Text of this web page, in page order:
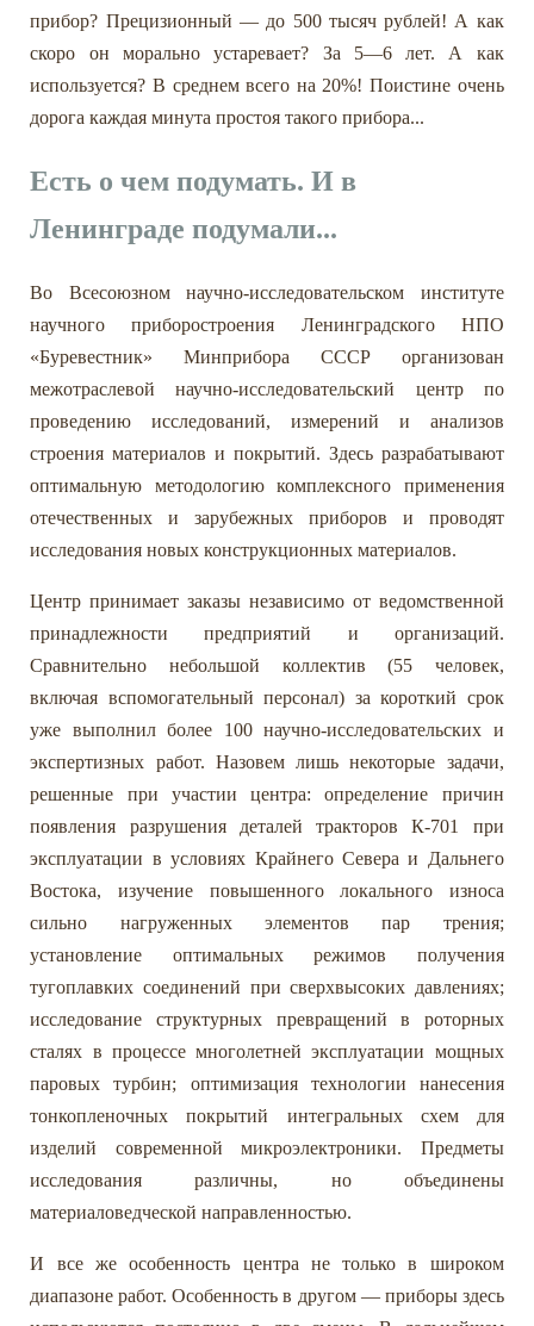
прибор? Прецизионный — до 500 тысяч рублей! А как
скоро он морально устаревает? За 5—6 лет. А как
используется? В среднем всего на 20%! Поистине очень
дорога каждая минута простоя такого прибора...
Есть о чем подумать. И в
Ленинграде подумали...
Во Всесоюзном научно-исследовательском институте
научного приборостроения Ленинградского НПО
«Буревестник» Минприбора СССР организован
межотраслевой научно-исследовательский центр по
проведению исследований, измерений и анализов
строения материалов и покрытий. Здесь разрабатывают
оптимальную методологию комплексного применения
отечественных и зарубежных приборов и проводят
исследования новых конструкционных материалов.
Центр принимает заказы независимо от ведомственной
принадлежности предприятий и организаций.
Сравнительно небольшой коллектив (55 человек,
включая вспомогательный персонал) за короткий срок
уже выполнил более 100 научно-исследовательских и
экспертизных работ. Назовем лишь некоторые задачи,
решенные при участии центра: определение причин
появления разрушения деталей тракторов К-701 при
эксплуатации в условиях Крайнего Севера и Дальнего
Востока, изучение повышенного локального износа
сильно нагруженных элементов пар трения;
установление оптимальных режимов получения
тугоплавких соединений при сверхвысоких давлениях;
исследование структурных превращений в роторных
сталях в процессе многолетней эксплуатации мощных
паровых турбин; оптимизация технологии нанесения
тонкопленочных покрытий интегральных схем для
изделий современной микроэлектроники. Предметы
исследования различны, но объединены
материаловедческой направленностью.
И все же особенность центра не только в широком
диапазоне работ. Особенность в другом — приборы здесь